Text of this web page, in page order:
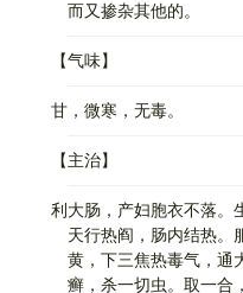
而又掺杂其他的。
【气味】
甘，微寒，无毒。
【主治】
利大肠，产妇胞衣不落。
天行热阎，肠内结热。
黄，下三焦热毒气，通
癣，杀一切虫。取一合